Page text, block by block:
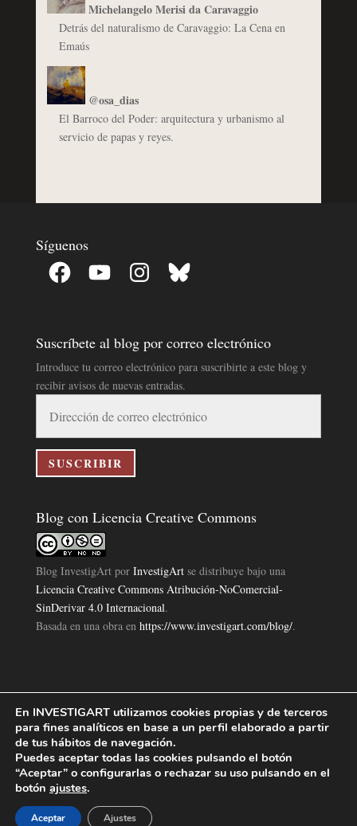
Michelangelo Merisi da Caravaggio
Detrás del naturalismo de Caravaggio: La Cena en
Emaús
@osa_dias
El Barroco del Poder: arquitectura y urbanismo al
servicio de papas y reyes.
Síguenos
Facebook YouTube InstagramBluesky
Suscríbete al blog por correo electrónico
Introduce tu correo electrónico para suscribirte a este blog y
recibir avisos de nuevas entradas.
correo
electrónico
SUSCRIBIR
Blog con Licencia Creative Commons
Blog InvestigArtpor InvestigArtse distribuye bajo una
Licencia Creative Commons Atribución-NoComercial-
SinDerivar 4.0 Internacional.
Basada en una obra en https://www.investigart.com/blog/.
Política de Privacidad|Aviso Legal|Política de Cookies|
Investigart Copyright © 2019. |
En INVESTIGART utilizamos cookies propias y de terceros
para fines analíticos en base a un perfil elaborado a partir
de tus hábitos de navegación.
Puedes aceptar todas las cookies pulsando el botón
“Aceptar” o configurarlas o rechazar su uso pulsando en el
botón ajustes.
Aceptar Ajustes